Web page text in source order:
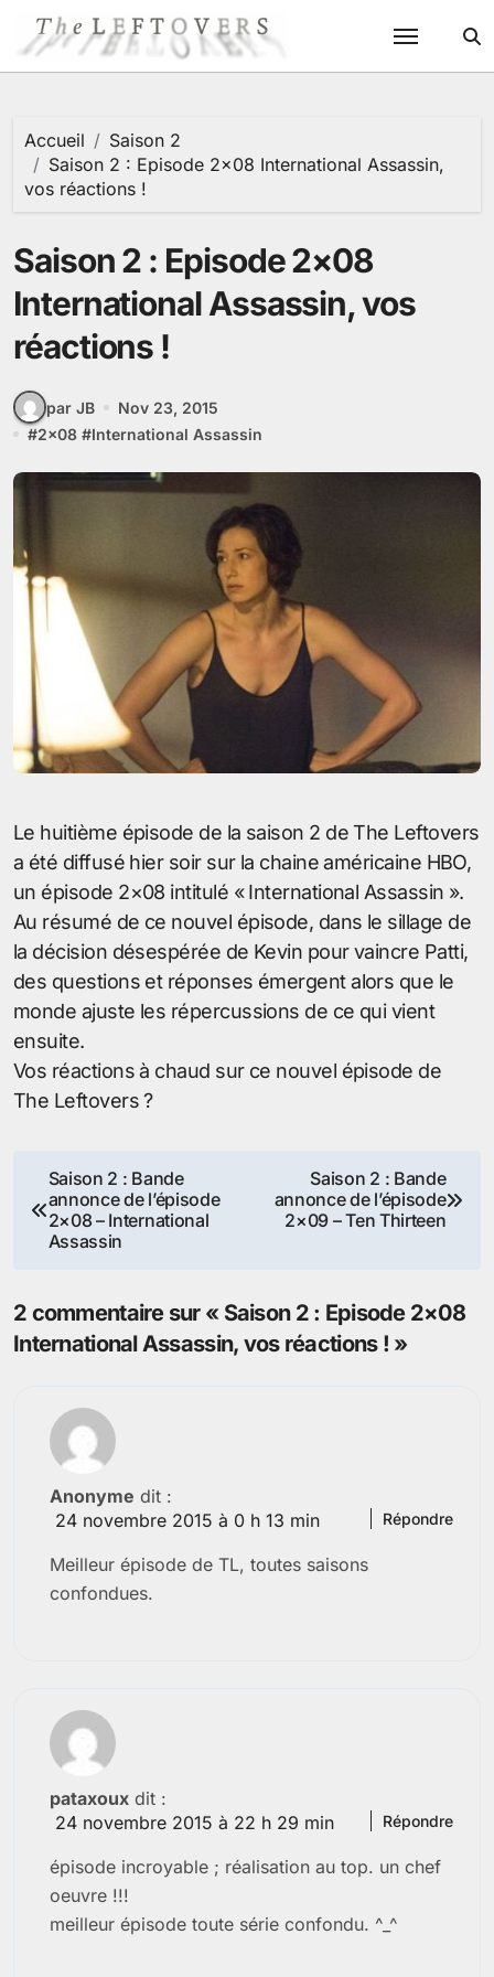
contenu
Accueil
Saison 2
Saison 2 : Episode 2×08 International Assassin,
vos réactions !
Saison 2 : Episode 2×08
International Assassin, vos
réactions !
par JB
Nov 23, 2015
#2x08 #International Assassin
Le huitième épisode de la saison 2 de The Leftovers
a été diffusé hier soir sur la chaine américaine HBO,
un épisode 2×08 intitulé « International Assassin ».
Au résumé de ce nouvel épisode, dans le sillage de
la décision désespérée de Kevin pour vaincre Patti,
des questions et réponses émergent alors que le
monde ajuste les répercussions de ce qui vient
ensuite.
Vos réactions à chaud sur ce nouvel épisode de
The Leftovers ?
Navigation
de
Saison 2 : Bande
annonce de l’épisode
2×08 – International
Assassin
Saison 2 : Bande
annonce de l’épisode
2×09 – Ten Thirteen
2 commentaire sur « Saison 2 : Episode 2×08
International Assassin, vos réactions ! »
Anonyme dit :
24 novembre 2015 à 0 h 13 min
Meilleur épisode de TL, toutes saisons
confondues.
Répondre
pataxoux dit :
24 novembre 2015 à 22 h 29 min
épisode incroyable ; réalisation au top. un chef
oeuvre !!!
meilleur épisode toute série confondu. ^_^
Répondre